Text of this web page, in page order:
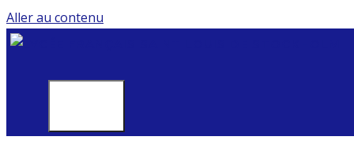
Aller au contenu